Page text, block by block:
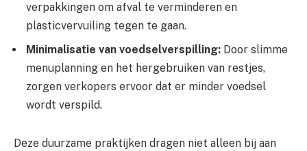
verpakkingen om afval te verminderen en
plasticvervuiling tegen te gaan.
Minimalisatie van voedselverspilling: Door slimme
menuplanning en het hergebruiken van restjes,
zorgen verkopers ervoor dat er minder voedsel
wordt verspild.
Deze duurzame praktijken dragen niet alleen bij aan